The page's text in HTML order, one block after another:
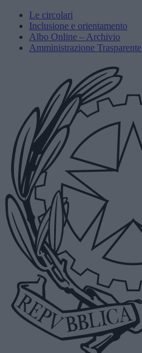
Le circolari
Inclusione e orientamento
Albo Online – Archivio
Amministrazione Trasparente